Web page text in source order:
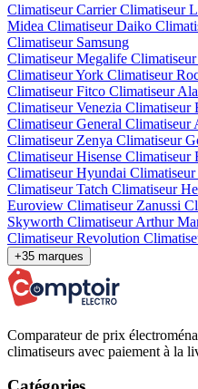
Climatiseur CarrierClimatiseur
Midea Climatiseur Daiko
Climatiseur Samsung
Climatiseur Megalife
Climatiseur York Climatiseur
Climatiseur Fitco Climatiseur
Climatiseur Venezia Climatiseur
Climatiseur General Climatiseur
Climatiseur Zenya Climatiseur
Climatiseur Hisense Climatiseur
Climatiseur Hyundai
Climatiseur Tatch Climatiseur
Euroview Climatiseur Zanussi
Skyworth Climatiseur Arthur
Climatiseur Revolution
+35 marques
Comparateur de prix
climatiseurs avec paiement à la